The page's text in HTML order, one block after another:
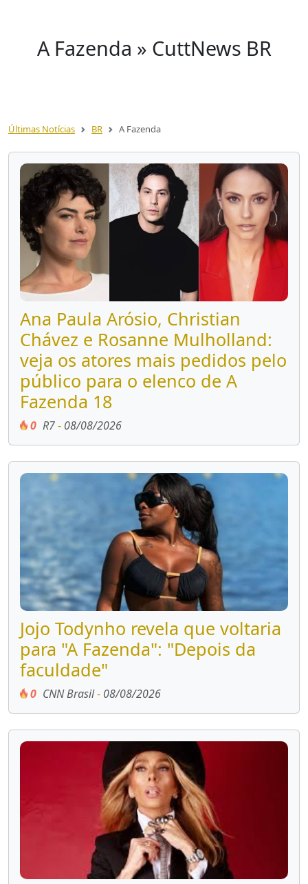
A Fazenda » CuttNews BR
Últimas Notícias BR A Fazenda
Ana Paula Arósio, Christian
Chávez e Rosanne Mulholland:
veja os atores mais pedidos pelo
público para o elenco de A
Fazenda 18
0 R7- 08/08/2026
Jojo Todynho revela que voltaria
para "A Fazenda": "Depois da
faculdade"
0 CNN Brasil- 08/08/2026